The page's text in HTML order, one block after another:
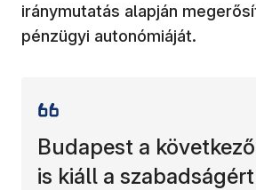
iránymutatás alapján
pénzügyi autonómiáját.
Budapest a
is kiáll a